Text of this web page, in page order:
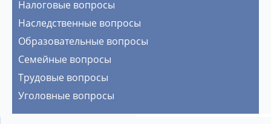
Налоговые вопросы
Наследственные вопросы
Образовательные вопросы
Семейные вопросы
Трудовые вопросы
Уголовные вопросы